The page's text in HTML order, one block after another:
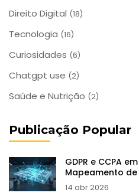
Direito Digital (18)
Tecnologia (16)
Curiosidades (6)
Chatgpt use (2)
Saúde e Nutrição (2)
Publicação Popular
GDPR e CCPA
Mapeamento de
Consentimento
14 abr 2026